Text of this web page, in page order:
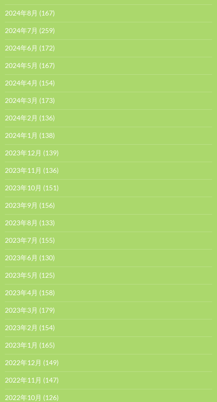
2024年8月 (167)
2024年7月 (259)
2024年6月 (172)
2024年5月 (167)
2024年4月 (154)
2024年3月 (173)
2024年2月 (136)
2024年1月 (138)
2023年12月 (139)
2023年11月 (136)
2023年10月 (151)
2023年9月 (156)
2023年8月 (133)
2023年7月 (155)
2023年6月 (130)
2023年5月 (125)
2023年4月 (158)
2023年3月 (179)
2023年2月 (154)
2023年1月 (165)
2022年12月 (149)
2022年11月 (147)
2022年10月 (126)